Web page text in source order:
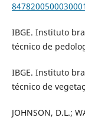
IBGE. Instituto
técnico de
IBGE. Instituto
técnico de
JOHNSON, D.L.;